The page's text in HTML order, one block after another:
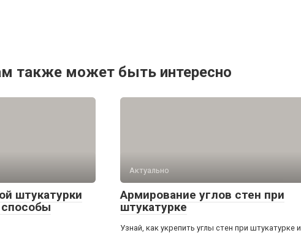
также может быть интересно
штукатурки
Актуально
Армирование углов стен при
штукатурке
Узнай, как укрепить углы стен при штукатурке и